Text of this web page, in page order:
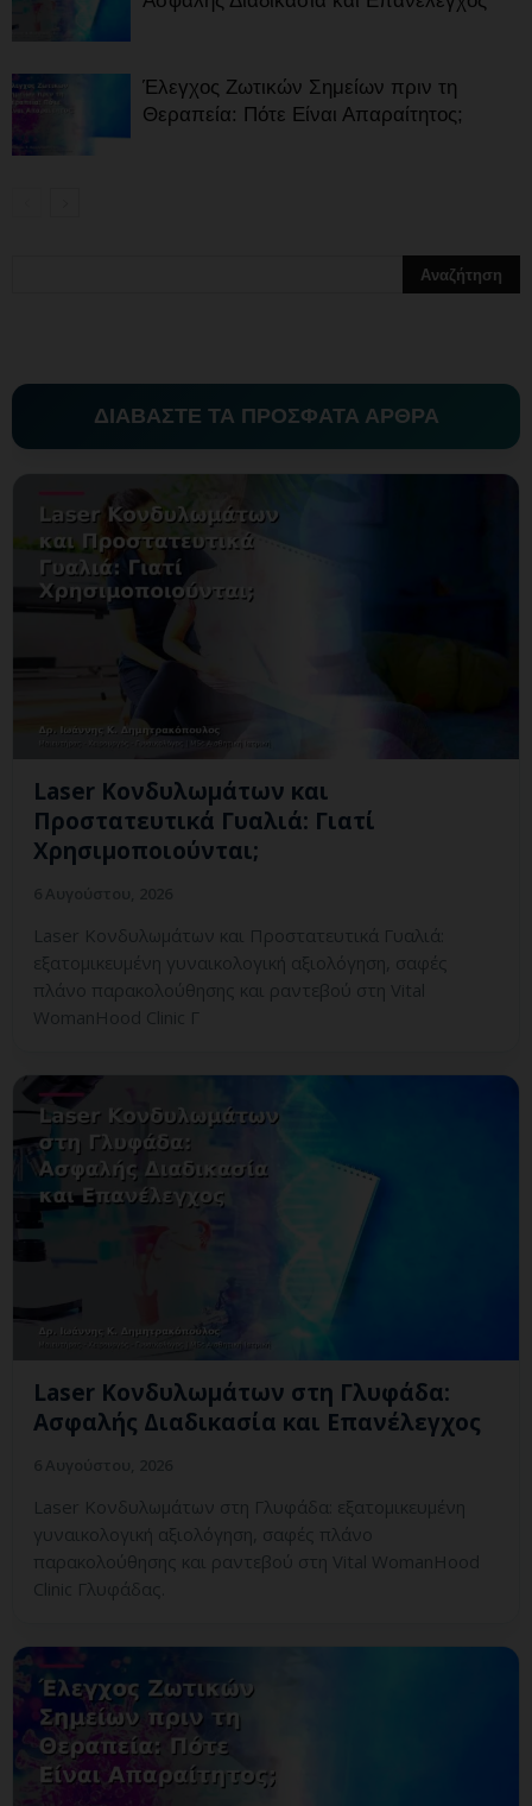
Έλεγχος Ζωτικών Σημείων πριν τη
Θεραπεία: Πότε Είναι Απαραίτητος;
ΔΙΑΒΑΣΤΕ ΤΑ ΠΡΟΣΦΑΤΑ ΑΡΘΡΑ
Laser Κονδυλωμάτων και
Προστατευτικά Γυαλιά: Γιατί
Χρησιμοποιούνται;
Laser Κονδυλωμάτων και Προστατευτικά Γυαλιά:
εξατομικευμένη γυναικολογική αξιολόγηση, σαφές
πλάνο παρακολούθησης και ραντεβού στη Vital
WomanHood Clinic Γ
Laser Κονδυλωμάτων στη Γλυφάδα:
Ασφαλής Διαδικασία και Επανέλεγχος
Laser Κονδυλωμάτων στη Γλυφάδα: εξατομικευμένη
γυναικολογική αξιολόγηση, σαφές πλάνο
παρακολούθησης και ραντεβού στη Vital WomanHood
Clinic Γλυφάδας.